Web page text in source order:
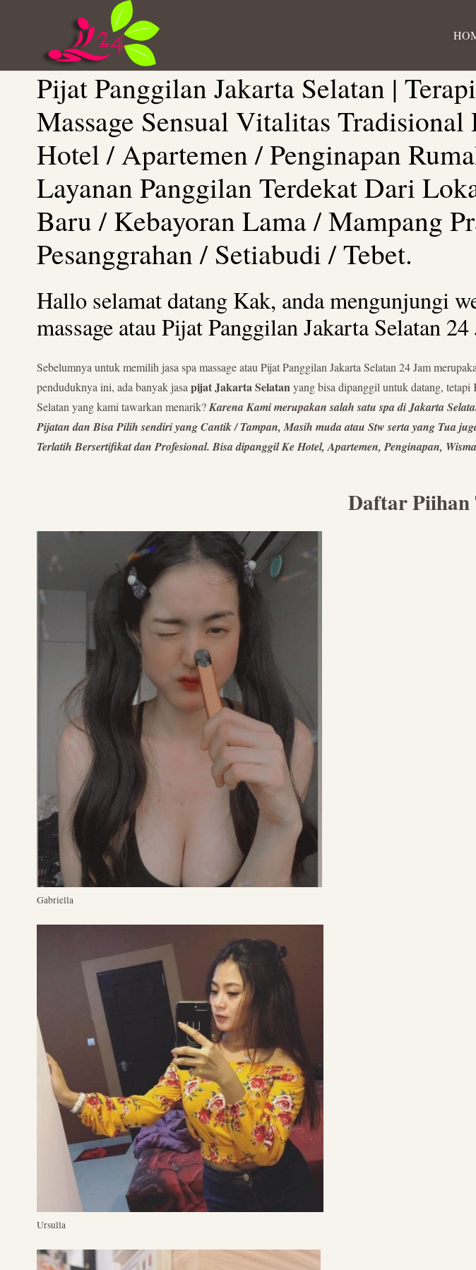
Pijat Panggilan Jakarta Selatan |
Massage Sensual Vitalitas
Hotel / Apartemen / Penginapan
Layanan Panggilan Terdekat Dari
Baru / Kebayoran Lama / Mampang
Pesanggrahan / Setiabudi / Tebet.
Hallo selamat datang Kak, anda mengunjungi
massage atau Pijat Panggilan Jakarta Selatan 24
Sebelumnya untuk memilih jasa spa massage atau Pijat Panggilan Jakarta Selatan 24 Jam
penduduknya ini, ada banyak jasa pijat Jakarta Selatanyang bisa dipanggil untuk datang,
Selatan yang kami tawarkan menarik?Karena Kami merupakan salah satu spa di Jakarta
Pijatan dan Bisa Pilih sendiri yang Cantik / Tampan, Masih muda atau Stw serta yang Tua
Terlatih Bersertifikat dan Profesional. Bisa dipanggil Ke Hotel, Apartemen, Penginapan,
Daftar Piihan
Gabriella
Ursulla